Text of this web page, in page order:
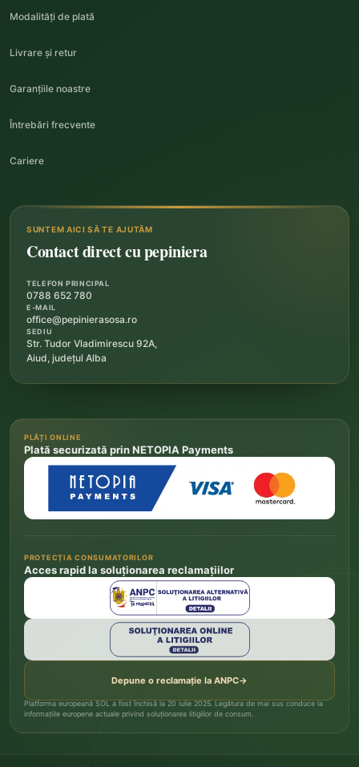
Modalități de plată
Livrare și retur
Garanțiile noastre
Întrebări frecvente
Cariere
SUNTEM AICI SĂ TE AJUTĂM
Contact direct cu pepiniera
TELEFON PRINCIPAL
0788 652 780
E-MAIL
office@pepinierasosa.ro
SEDIU
Str. Tudor Vladimirescu 92A,
Aiud, județul Alba
PLĂȚI ONLINE
Plată securizată prin NETOPIA Payments
PROTECȚIA CONSUMATORILOR
Acces rapid la soluționarea reclamațiilor
Depune o reclamație la ANPC→
Platforma europeană SOL a fost închisă la 20 iulie 2025. Legătura de mai sus conduce la
informațiile europene actuale privind soluționarea litigiilor de consum.